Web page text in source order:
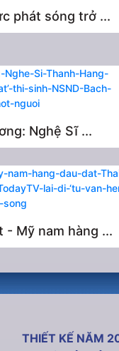
phát sóng trở ...
Nghệ Sĩ ...
- Mỹ nam hàng ...
THIẾT KẾ NĂM